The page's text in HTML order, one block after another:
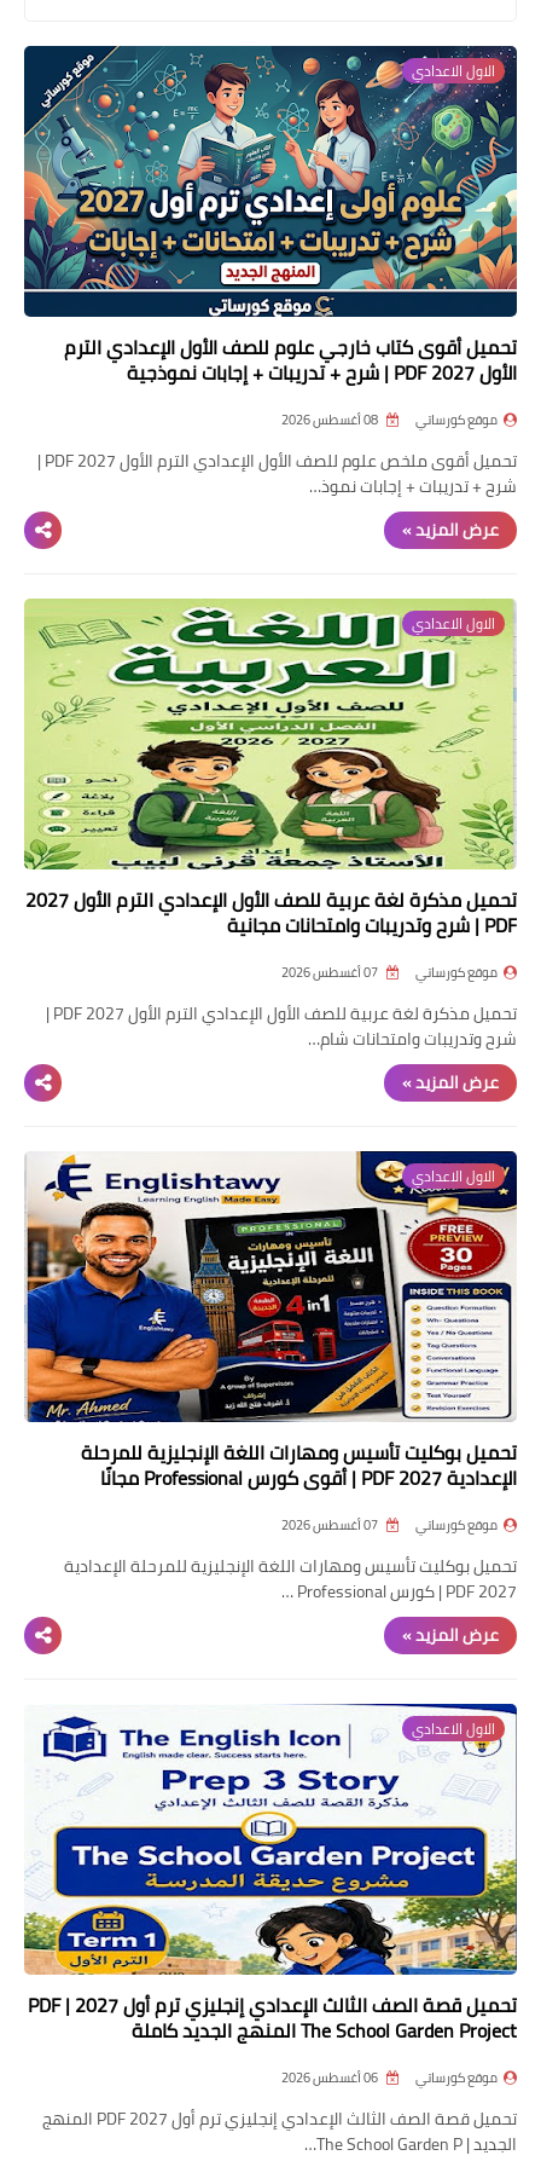
موضوعات
تربويات
تكنولوجيا
قصص للأطفال
روايات
صحة
الاول الاعدادي
تحميل أقوى كتاب خارجي علوم للصف الأول الإعدادي الترم
الأول 2027 PDF | شرح + تدريبات + إجابات نموذجية
موقع كورساتي
تحميل أقوى ملخص علوم للصف الأول الإعدادي الترم الأول 2027 PDF |
شرح + تدريبات + إجابات نموذ…
عرض المزيد »
الاول الاعدادي
تحميل مذكرة لغة عربية للصف الأول الإعدادي الترم الأول 2027
PDF | شرح وتدريبات وامتحانات مجانية
موقع كورساتي
تحميل مذكرة لغة عربية للصف الأول الإعدادي الترم الأول 2027 PDF |
شرح وتدريبات وامتحانات شام…
عرض المزيد »
الاول الاعدادي
تحميل بوكليت تأسيس ومهارات اللغة الإنجليزية للمرحلة
الإعدادية 2027 PDF | أقوى كورس Professional مجانًا
موقع كورساتي
تحميل بوكليت تأسيس ومهارات اللغة الإنجليزية للمرحلة الإعدادية
2027 PDF | كورس Professional …
عرض المزيد »
الاول الاعدادي
تحميل قصة الصف الثالث الإعدادي إنجليزي ترم أول 2027 PDF |
The School Garden Project المنهج الجديد كاملة
موقع كورساتي
تحميل قصة الصف الثالث الإعدادي إنجليزي ترم أول 2027 PDF المنهج
الجديد | The School Garden P…